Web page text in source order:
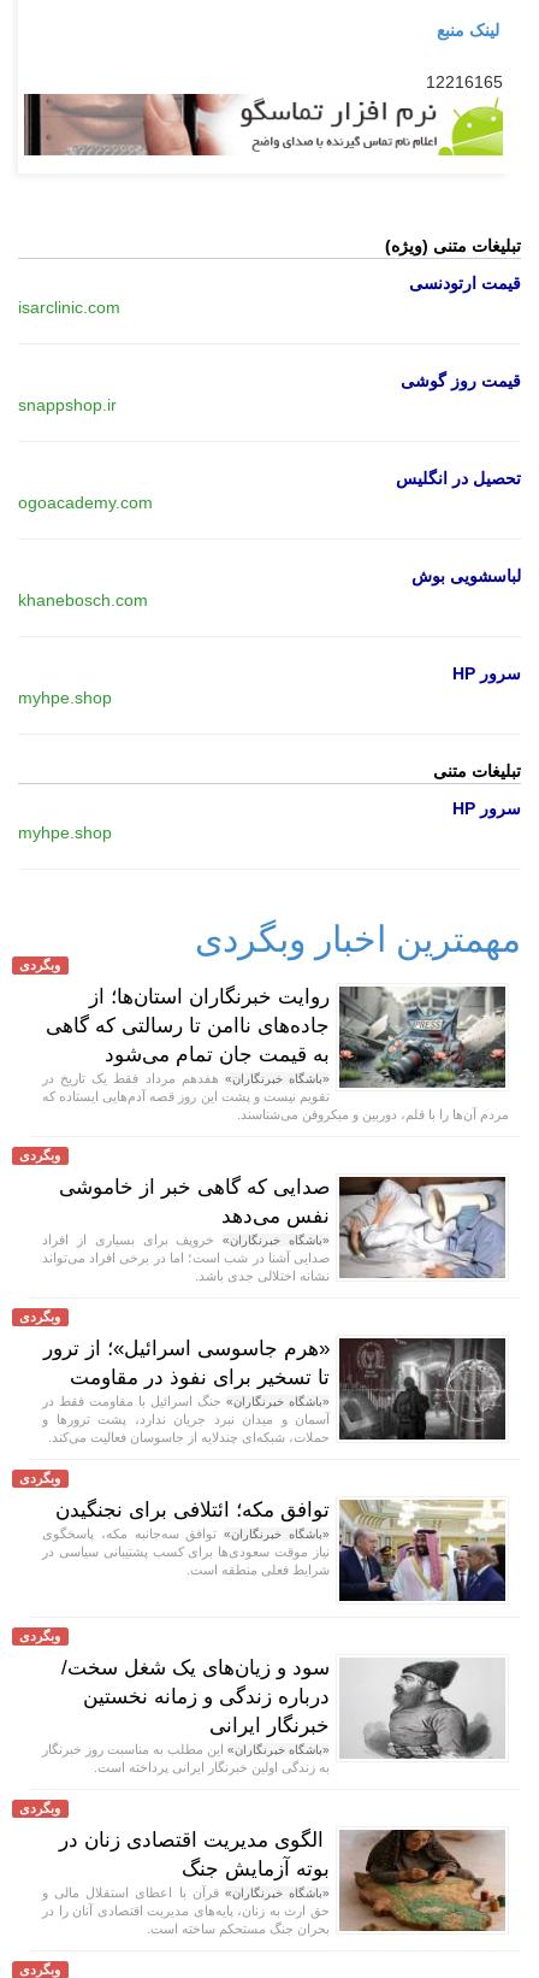
لینک منبع
12216165
تبلیغات متنی (ویژه)
قیمت ارتودنسی
isarclinic.com
قیمت روز گوشی
snappshop.ir
تحصیل در انگلیس
ogoacademy.com
لباسشویی بوش
khanebosch.com
سرور HP
myhpe.shop
تبلیغات متنی
سرور HP
myhpe.shop
مهمترین اخبار وبگردی
وبگردی
روایت خبرنگاران استان‌ها؛ از
جاده‌های ناامن تا رسالتی که گاهی
به قیمت جان تمام می‌شود
«باشگاه خبرنگاران» هفدهم مرداد فقط یک تاریخ در
تقویم نیست و پشت این روز قصه آدم‌هایی ایستاده که
مردم آن‌ها را با قلم، دوربین و میکروفن می‌شناسند.
وبگردی
صدایی که گاهی خبر از خاموشی
نفس می‌دهد
«باشگاه خبرنگاران»خروپف برای بسیاری از افراد
صدایی آشنا در شب است؛ اما در برخی افراد می‌تواند
نشانه اختلالی جدی باشد.
وبگردی
«هرم جاسوسی اسرائیل»؛ از ترور
تا تسخیر برای نفوذ در مقاومت
«باشگاه خبرنگاران» جنگ اسرائیل با مقاومت فقط در
آسمان و میدان نبرد جریان ندارد، پشت ترورها و
حملات، شبکه‌ای چندلایه از جاسوسان فعالیت می‌کند.
وبگردی
توافق مکه؛ ائتلافی برای نجنگیدن
«باشگاه خبرنگاران»توافق سه‌جانبه مکه، پاسخگوی
نیاز موقت سعودی‌ها برای کسب پشتیبانی سیاسی در
شرایط فعلی منطقه است.
وبگردی
سود و زیان‌های یک شغل سخت/
درباره زندگی و زمانه نخستین
خبرنگار ایرانی
«باشگاه خبرنگاران» این مطلب به مناسبت روز خبرنگار
به زندگی اولین خبرنگار ایرانی پرداخته است.
وبگردی
الگوی مدیریت اقتصادی زنان در
بوته آزمایش جنگ
«باشگاه خبرنگاران» قرآن با اعطای استقلال مالی و
حق ارث به زنان، پایه‌های مدیریت اقتصادی آنان را در
بحران جنگ مستحکم ساخته است.
وبگردی